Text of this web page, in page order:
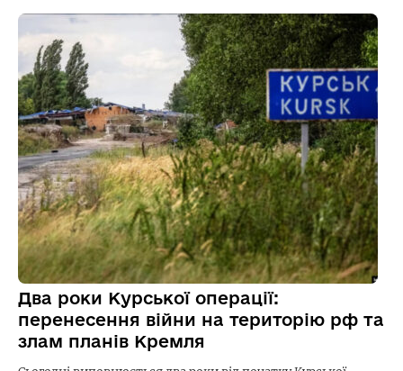
Два роки Курської операції:
перенесення війни на територію рф та
злам планів Кремля